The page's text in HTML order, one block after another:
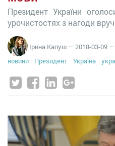
Президент України
урочистостях з нагоди
Ірина Капуш — 2018-03-09 —
новини
Президент Україна